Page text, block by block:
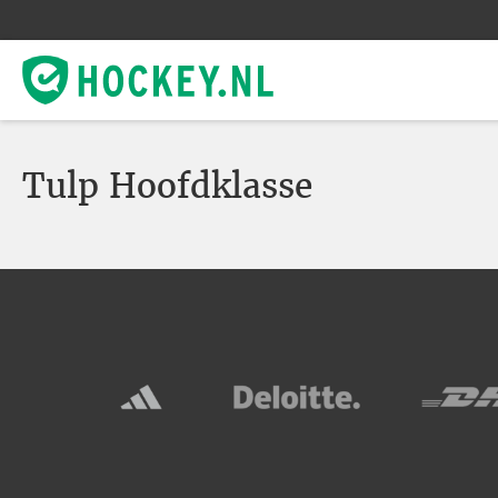
Tulp Hoofdklasse